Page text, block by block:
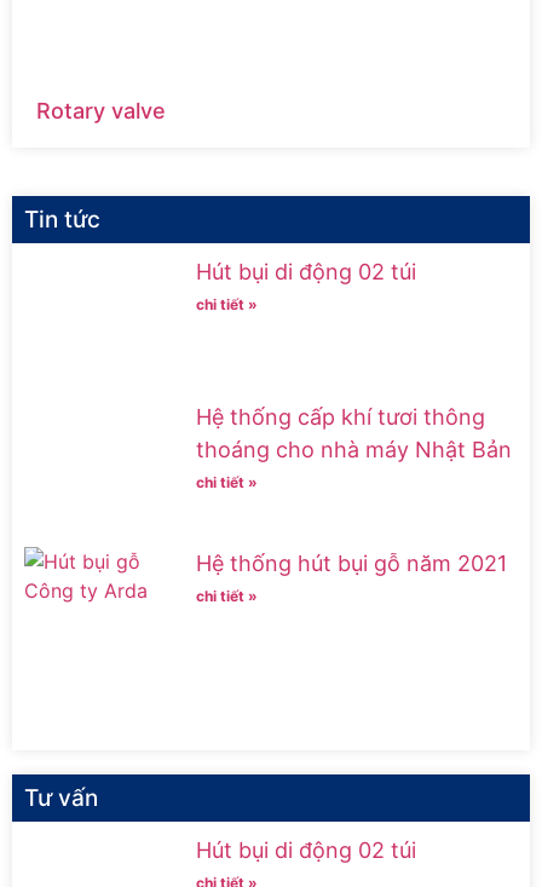
Rotary valve
Tin tức
Hút bụi di động 02 túi
chi tiết »
Hệ thống cấp khí tươi thông
thoáng cho nhà máy Nhật Bản
chi tiết »
Hệ thống hút bụi gỗ năm 2021
chi tiết »
Tư vấn
Hút bụi di động 02 túi
chi tiết »